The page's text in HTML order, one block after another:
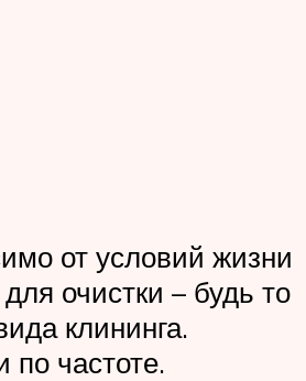
от условий жизни
очистки – будь то
клининга.
частоте.